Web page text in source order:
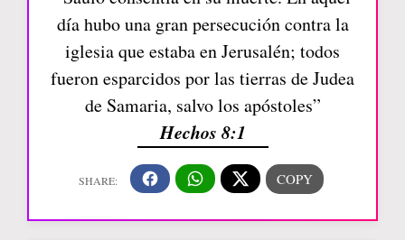
día hubo una gran persecución contra la
iglesia que estaba en Jerusalén; todos
fueron esparcidos por las tierras de Judea
de Samaria, salvo los apóstoles”
Hechos 8:1